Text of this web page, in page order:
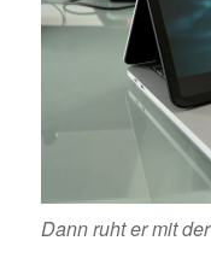
Dann ruht er mit